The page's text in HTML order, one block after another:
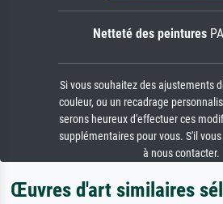
Netteté des peintures
Si vous souhaitez des ajustements
couleur, ou un recadrage
serons heureux d'effectuer ces
supplémentaires pour vous. S'il
à nous contacter.
Œuvres d'art similaires